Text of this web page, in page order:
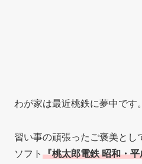
わが家は最近桃鉄に夢中です。
習い事の頑張ったご褒美とし
ソフト 『桃太郎電鉄 昭和・